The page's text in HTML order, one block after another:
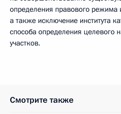
определения правового режима
а также исключение института
способа определения целевого
участков.
Смотрите также